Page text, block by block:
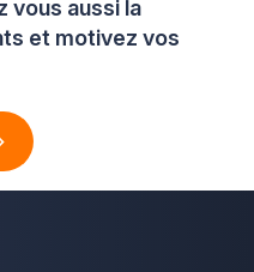
vous aussi la
et motivez vos